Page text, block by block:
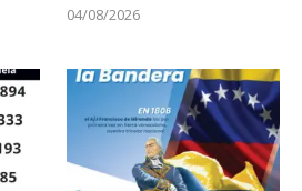
04/08/2026